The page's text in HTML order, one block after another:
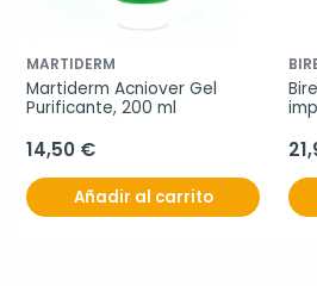
MARTIDERM
Martiderm Acniover Gel
Purificante, 200 ml
14,50 €
Añadir al carrito